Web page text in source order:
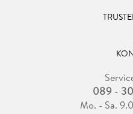
089 -
Mo. - Sa.